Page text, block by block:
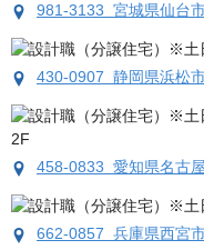
981-3133 宮城県仙台
430-0907 静岡県浜松
458-0833 愛知県名古
662-0857 兵庫県西宮